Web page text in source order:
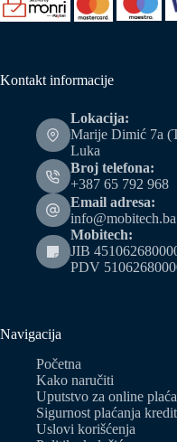
Kontakt informacije
Lokacija:
Marije Dimić 7a
Luka
Broj telefona:
+387 65 792 968
Email adresa:
info@mobitech.ba
Mobitech:
JIB
PDV
Navigacija
Početna
Kako naručiti
Uputstvo za online
Sigurnost plaćanja
Uslovi korišćenja